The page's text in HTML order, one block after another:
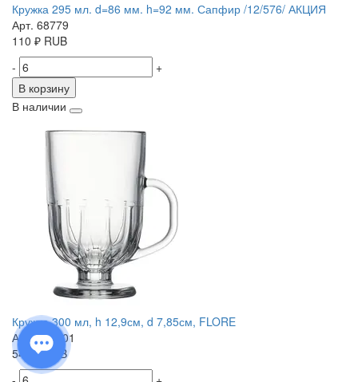
Кружка 295 мл. d=86 мм. h=92 мм. Сапфир /12/576/ АКЦИЯ
Арт. 68779
110 ₽ RUB
-
+
В корзину
В наличии
Кружка 300 мл, h 12,9см, d 7,85см, FLORE
Арт. 643401
540 ₽ RUB